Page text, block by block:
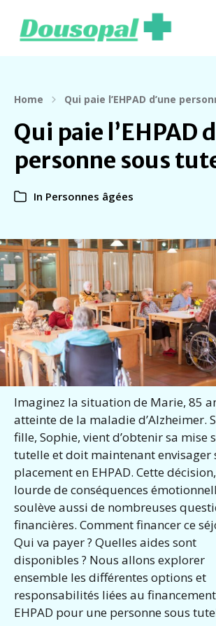
Home Qui paie l’EHPAD d’une
Qui paie l’EHPAD
personne sous
In Personnes âgées
Imaginez la situation de Marie, 85
atteinte de la maladie d’Alzheimer.
fille, Sophie, vient d’obtenir sa mise
tutelle et doit maintenant envisager
placement en EHPAD. Cette décision,
lourde de conséquences
soulève aussi de nombreuses
financières. Comment financer ce
Qui va payer ? Quelles aides sont
disponibles ? Nous allons explorer
ensemble les différentes options et
responsabilités liées au financement
EHPAD pour une personne sous